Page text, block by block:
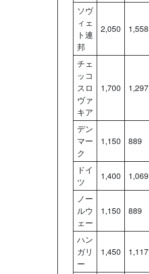
ソヴ
ィェ
ト連
邦
2,050 1,558
チェ
ッコ
スロ
ヴァ
キア
1,700 1,297
デン
マー
ク
1,150 889
ドイ
ツ
1,400 1,069
ノー
ルウ
ェー
1,150 889
ハン
ガリ
ー
1,450 1,117